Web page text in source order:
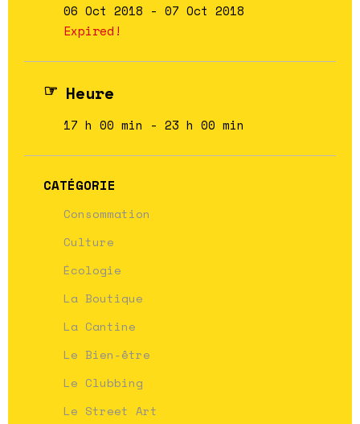
06 Oct 2018 - 07 Oct 2018
Expired!
Heure
17 h 00 min - 23 h 00 min
CATÉGORIE
Consommation
Culture
Écologie
La Boutique
La Cantine
Le Bien-être
Le Clubbing
Le Street Art